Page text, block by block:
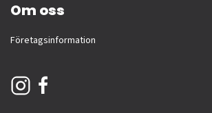
Om oss
Företagsinformation